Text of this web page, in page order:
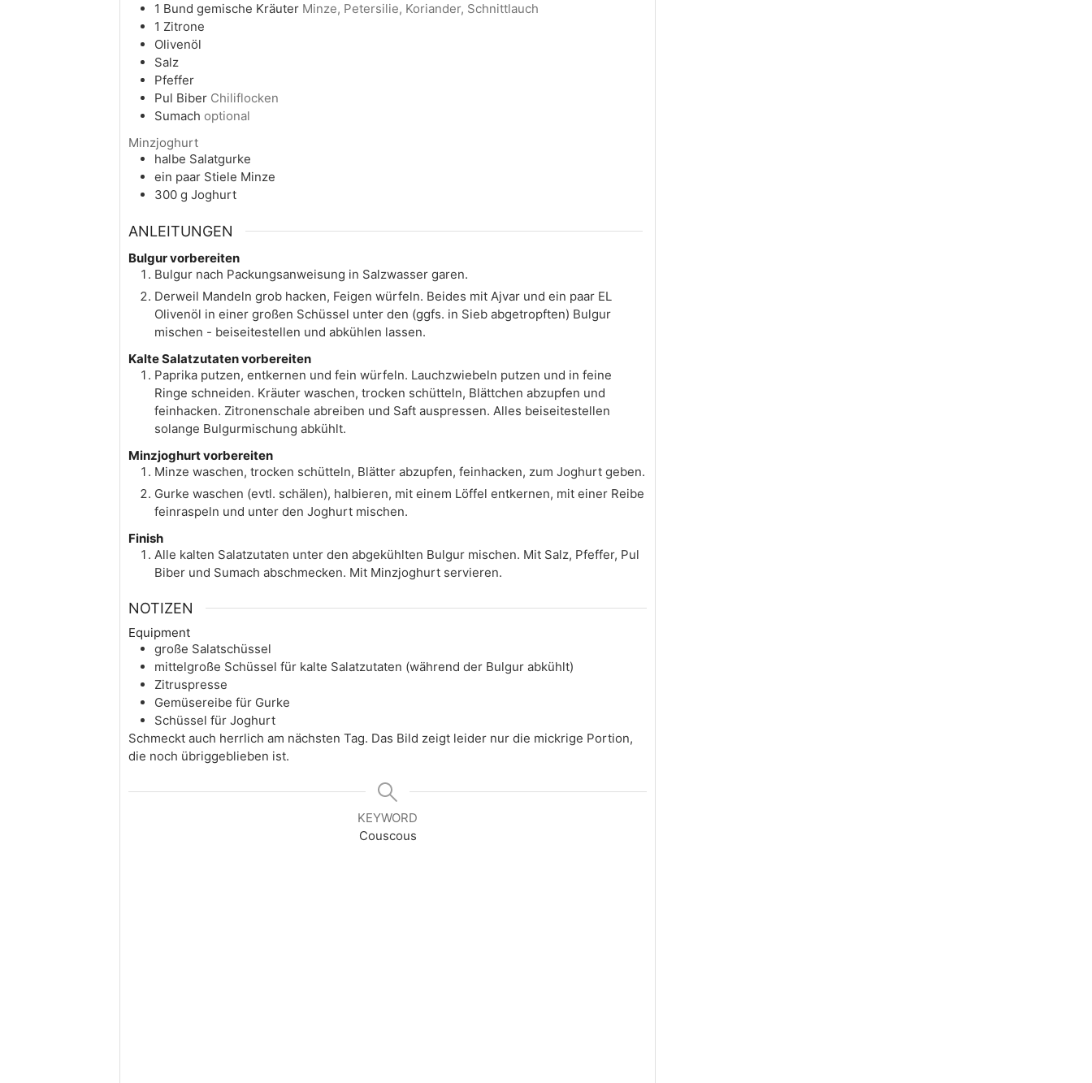
1 Bund gemische Kräuter Minze, Petersilie, Koriander, Schnittlauch
1 Zitrone
Olivenöl
Salz
Pfeffer
Pul Biber Chiliflocken
Sumach optional
Minzjoghurt
halbe Salatgurke
ein paar Stiele Minze
300 g Joghurt
ANLEITUNGEN
Bulgur vorbereiten
Bulgur nach Packungsanweisung in Salzwasser garen.
Derweil Mandeln grob hacken, Feigen würfeln. Beides mit Ajvar und ein paar EL
Olivenöl in einer großen Schüssel unter den (ggfs. in Sieb abgetropften) Bulgur
mischen - beiseitestellen und abkühlen lassen.
Kalte Salatzutaten vorbereiten
Paprika putzen, entkernen und fein würfeln. Lauchzwiebeln putzen und in feine
Ringe schneiden. Kräuter waschen, trocken schütteln, Blättchen abzupfen und
feinhacken. Zitronenschale abreiben und Saft auspressen. Alles beiseitestellen
solange Bulgurmischung abkühlt.
Minzjoghurt vorbereiten
Minze waschen, trocken schütteln, Blätter abzupfen, feinhacken, zum Joghurt geben.
Gurke waschen (evtl. schälen), halbieren, mit einem Löffel entkernen, mit einer Reibe
feinraspeln und unter den Joghurt mischen.
Finish
Alle kalten Salatzutaten unter den abgekühlten Bulgur mischen. Mit Salz, Pfeffer, Pul
Biber und Sumach abschmecken. Mit Minzjoghurt servieren.
NOTIZEN
Equipment
große Salatschüssel
mittelgroße Schüssel für kalte Salatzutaten (während der Bulgur abkühlt)
Zitruspresse
Gemüsereibe für Gurke
Schüssel für Joghurt
Schmeckt auch herrlich am nächsten Tag. Das Bild zeigt leider nur die mickrige Portion,
die noch übriggeblieben ist.
KEYWORD
Couscous